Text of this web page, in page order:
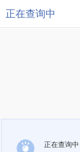
正在查询中
正在查询